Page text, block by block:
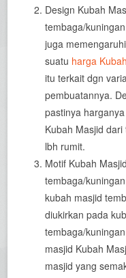
Design Kubah
tembaga/
juga
suatu harga
itu terkait dgn
pembuatannya.
pastinya
Kubah Masjid
lbh rumit.
Motif Kubah
tembaga/
kubah masjid
diukirkan pada
tembaga/
masjid Kubah
masjid yang